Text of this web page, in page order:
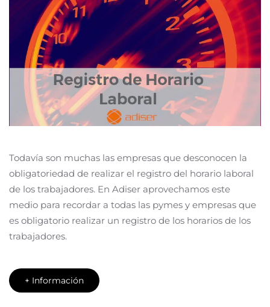
Todavía son muchas las empresas que desconocen la
obligatoriedad de realizar el registro del horario laboral
de los trabajadores. En Adiser aprovechamos este
medio para recordar a todas las pymes y empresas que
es obligatorio realizar un registro de los horarios de los
trabajadores.
+ Información